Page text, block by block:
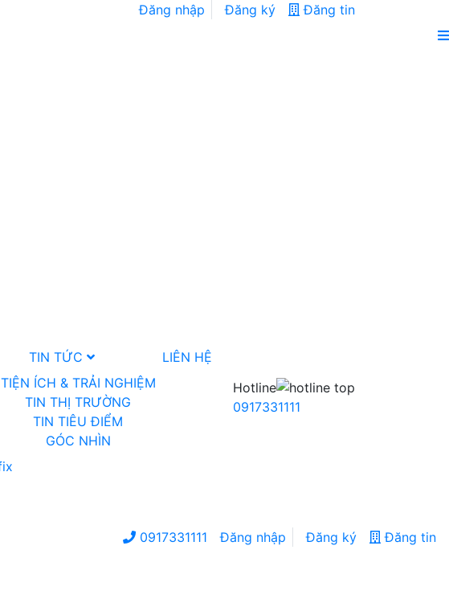
Đăng nhập Đăng ký Đăng tin
TIN TỨC
TIỆN ÍCH & TRẢI NGHIỆM
TIN THỊ TRƯỜNG
TIN TIÊU ĐIỂM
GÓC NHÌN
LIÊN HỆ
Hotline
0917331111
0917331111 Đăng nhập Đăng ký Đăng tin